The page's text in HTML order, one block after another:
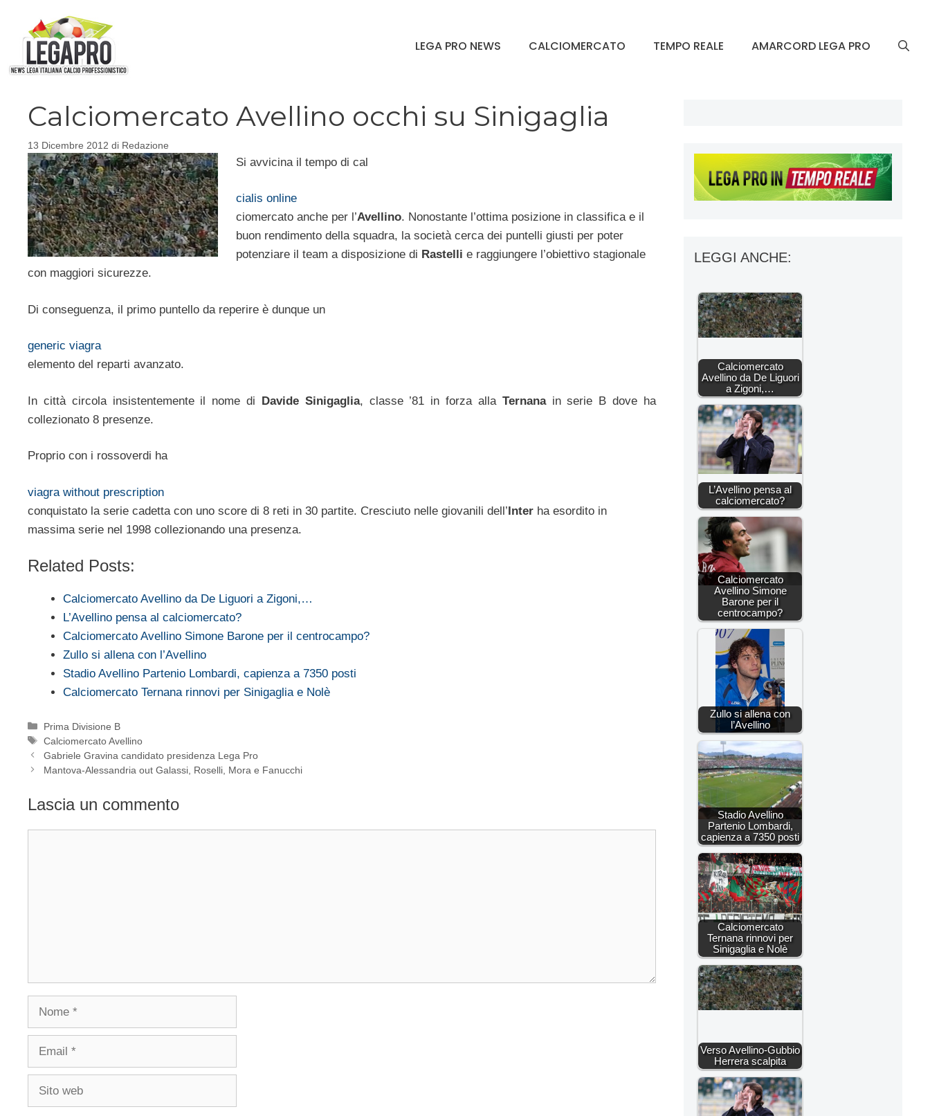
contenuto
LEGA PRO NEWS CALCIOMERCATO TEMPO REALE AMARCORD LEGA PRO
Calciomercato Avellino occhi su Sinigaglia
13 Dicembre 2012 di Redazione
Si avvicina il tempo di cal
cialis online
ciomercato anche per l’Avellino. Nonostante l’ottima posizione in classifica e il
buon rendimento della squadra, la società cerca dei puntelli giusti per poter
potenziare il team a disposizione di Rastelli e raggiungere l’obiettivo stagionale
con maggiori sicurezze.
Di conseguenza, il primo puntello da reperire è dunque un
generic viagra
elemento del reparti avanzato.
In città circola insistentemente il nome di Davide Sinigaglia, classe ’81 in forza alla Ternanain serie B dove ha
collezionato 8 presenze.
Proprio con i rossoverdi ha
viagra without prescription
conquistato la serie cadetta con uno score di 8 reti in 30 partite. Cresciuto nelle giovanili dell’Inter ha esordito in
massima serie nel 1998 collezionando una presenza.
Related Posts:
Calciomercato Avellino da De Liguori a Zigoni,…
L’Avellino pensa al calciomercato?
Calciomercato Avellino Simone Barone per il centrocampo?
Zullo si allena con l’Avellino
Stadio Avellino Partenio Lombardi, capienza a 7350 posti
Calciomercato Ternana rinnovi per Sinigaglia e Nolè
Categorie
Prima Divisione B
Tag
Calciomercato Avellino
Gabriele Gravina candidato presidenza Lega Pro
Mantova-Alessandria out Galassi, Roselli, Mora e Fanucchi
Lascia un commento
Nome
Email
Sito
LEGGI ANCHE:
Calciomercato
Avellino da De Liguori
a Zigoni,…
L’Avellino pensa al
calciomercato?
Calciomercato
Avellino Simone
Barone per il
centrocampo?
Zullo si allena con
l’Avellino
Stadio Avellino
Partenio Lombardi,
capienza a 7350 posti
Calciomercato
Ternana rinnovi per
Sinigaglia e Nolè
Verso Avellino-Gubbio
Herrera scalpita